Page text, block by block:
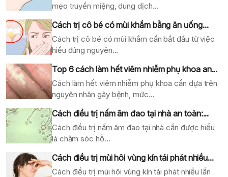
mẹo truyền miệng, dung dịch...
Cách trị cô bé có mùi khắm bằng ăn uống...
Cách trị cô bé có mùi khắm cần bắt đầu từ việc
hiểu đúng nguyên...
Top 6 cách làm hết viêm nhiễm phụ khoa an...
Cách làm hết viêm nhiễm phụ khoa cần dựa trên
nguyên nhân gây bệnh, mức...
Cách điều trị nấm âm đao tại nhà an toàn:...
Cách điều trị nấm âm đao tại nhà cần được hiểu
là chăm sóc hỗ...
Cách điều trị mùi hôi vùng kín tái phát nhiều...
Cách điều trị mùi hôi vùng kín tái phát nhiều lần